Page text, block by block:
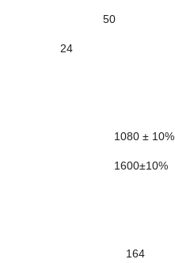
Гц 50
тока, В 24
± 10%
164